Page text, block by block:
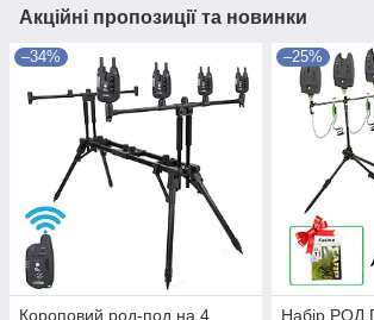
Акційні пропозиції та новинки
–34%
Короповий род-под на 4
–25%
Набір РОД